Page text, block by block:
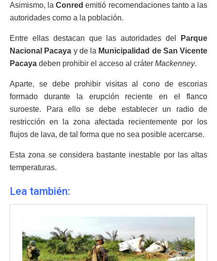
Asimismo, laConred emitió recomendaciones tanto a las
autoridades como a la población.
Entre ellas destacan que las autoridades del
Parque
Nacional Pacaya y de la Municipalidad de San Vicente
Pacaya deben prohibir el acceso al cráter Mackenney.
Aparte, se debe prohibir visitas al cono de escorias
formado durante la erupción reciente en el flanco
suroeste. Para ello se debe establecer un radio de
restricción en la zona afectada recientemente por los
flujos de lava, de tal forma que no sea posible acercarse.
Esta zona se considera bastante inestable por las altas
temperaturas.
Lea también: